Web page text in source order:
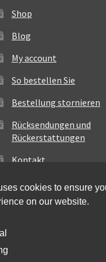
Shop
Blog
My account
So bestellen Sie
Bestellung stornieren
Rücksendungen und
Rückerstattungen
Kontakt
cookies to ensure
on our website.